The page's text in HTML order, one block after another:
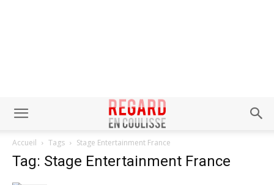
Accueil Tags Stage Entertainment France
Tag: Stage Entertainment France